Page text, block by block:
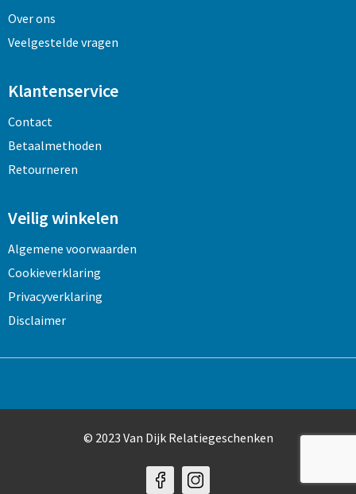
Over ons
Veelgestelde vragen
Klantenservice
Contact
Betaalmethoden
Retourneren
Veilig winkelen
Algemene voorwaarden
Cookieverklaring
Privacyverklaring
Disclaimer
© 2023 Van Dijk Relatiegeschenken